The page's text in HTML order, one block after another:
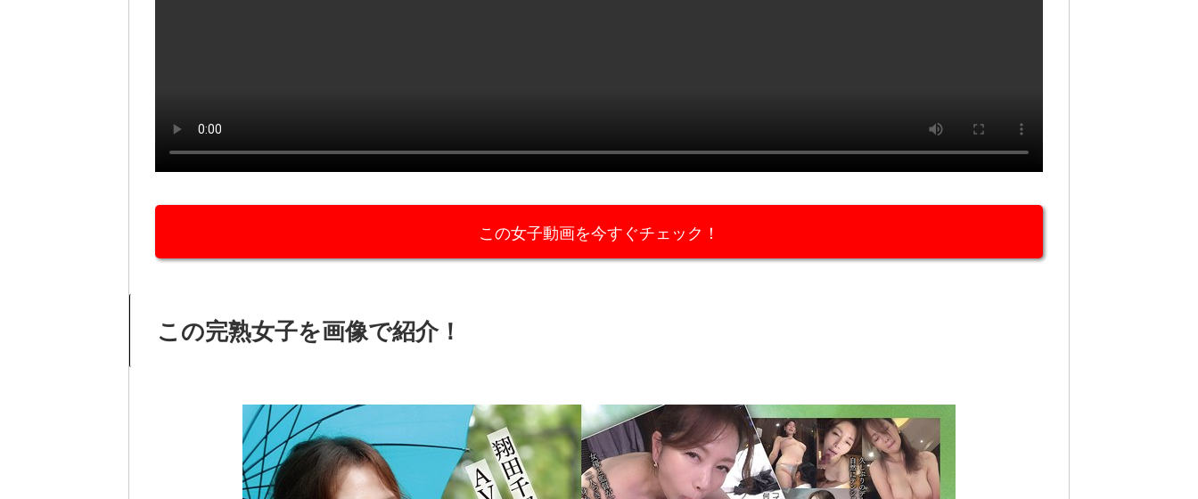
この女子動画を今すぐチェック！
この完熟女子を画像で紹介！